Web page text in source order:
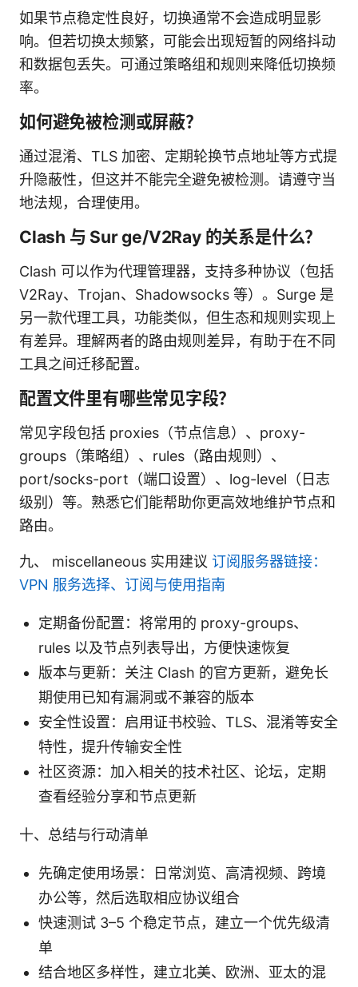
如果节点稳定性良好，切换通常不会造成明显影
响。但若切换太频繁，可能会出现短暂的网络抖动
和数据包丢失。可通过策略组和规则来降低切换频
率。
如何避免被检测或屏蔽？
通过混淆、TLS 加密、定期轮换节点地址等方式提
升隐蔽性，但这并不能完全避免被检测。请遵守当
地法规，合理使用。
Clash 与 Sur ge/V2Ray 的关系是什么？
Clash 可以作为代理管理器，支持多种协议（包括
V2Ray、Trojan、Shadowsocks 等）。Surge 是
另一款代理工具，功能类似，但生态和规则实现上
有差异。理解两者的路由规则差异，有助于在不同
工具之间迁移配置。
配置文件里有哪些常见字段？
常见字段包括 proxies（节点信息）、proxy-
groups（策略组）、rules（路由规则）、
port/socks-port（端口设置）、log-level（日志
级别）等。熟悉它们能帮助你更高效地维护节点和
路由。
九、 miscellaneous 实用建议 订阅服务器链接：
VPN 服务选择、订阅与使用指南
定期备份配置：将常用的 proxy-groups、
rules 以及节点列表导出，方便快速恢复
版本与更新：关注 Clash 的官方更新，避免长
期使用已知有漏洞或不兼容的版本
安全性设置：启用证书校验、TLS、混淆等安全
特性，提升传输安全性
社区资源：加入相关的技术社区、论坛，定期
查看经验分享和节点更新
十、总结与行动清单
先确定使用场景：日常浏览、高清视频、跨境
办公等，然后选取相应协议组合
快速测试 3–5 个稳定节点，建立一个优先级清
单
结合地区多样性，建立北美、欧洲、亚太的混